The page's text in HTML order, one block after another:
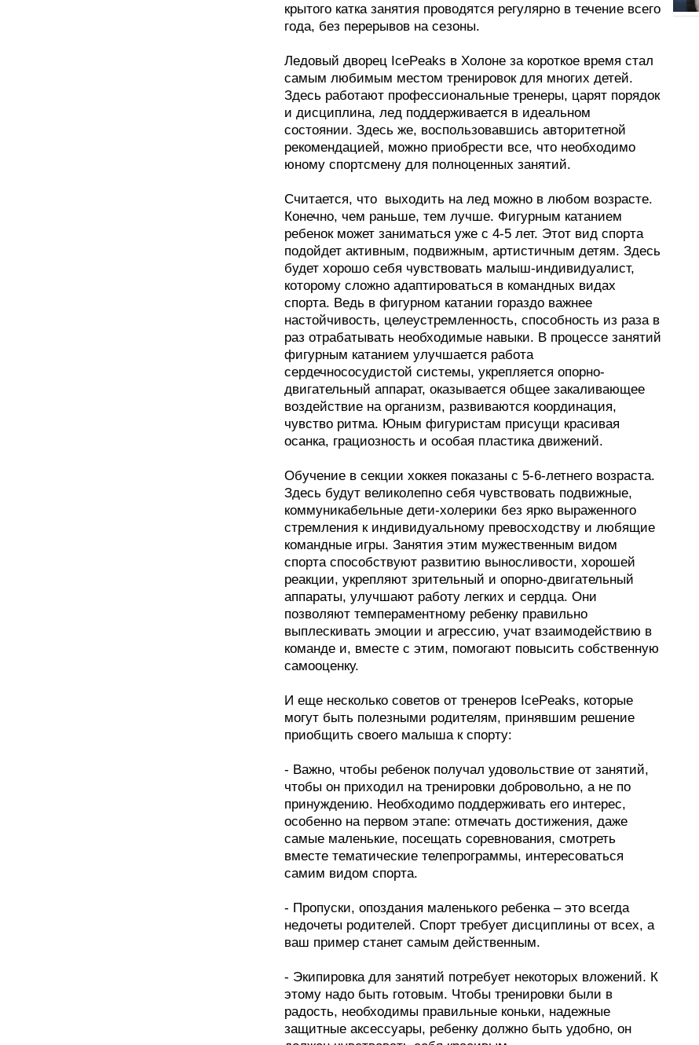
крытого катка занятия проводятся регулярно в течение всего
года, без перерывов на сезоны.
Ледовый дворец IcePeaks в Холоне за короткое время стал
самым любимым местом тренировок для многих детей.
Здесь работают профессиональные тренеры, царят порядок
и дисциплина, лед поддерживается в идеальном
состоянии. Здесь же, воспользовавшись авторитетной
рекомендацией, можно приобрести все, что необходимо
юному спортсмену для полноценных занятий.
Считается, что выходить на лед можно в любом возрасте.
Конечно, чем раньше, тем лучше. Фигурным катанием
ребенок может заниматься уже с 4-5 лет. Этот вид спорта
подойдет активным, подвижным, артистичным детям. Здесь
будет хорошо себя чувствовать малыш-индивидуалист,
которому сложно адаптироваться в командных видах
спорта. Ведь в фигурном катании гораздо важнее
настойчивость, целеустремленность, способность из раза в
раз отрабатывать необходимые навыки. В процессе занятий
фигурным катанием улучшается работа
сердечнососудистой системы, укрепляется опорно-
двигательный аппарат, оказывается общее закаливающее
воздействие на организм, развиваются координация,
чувство ритма. Юным фигуристам присущи красивая
осанка, грациозность и особая пластика движений.
Обучение в секции хоккея показаны с 5-6-летнего возраста.
Здесь будут великолепно себя чувствовать подвижные,
коммуникабельные дети-холерики без ярко выраженного
стремления к индивидуальному превосходству и любящие
командные игры. Занятия этим мужественным видом
спорта способствуют развитию выносливости, хорошей
реакции, укрепляют зрительный и опорно-двигательный
аппараты, улучшают работу легких и сердца. Они
позволяют темпераментному ребенку правильно
выплескивать эмоции и агрессию, учат взаимодействию в
команде и, вместе с этим, помогают повысить собственную
самооценку.
И еще несколько советов от тренеров IcePeaks, которые
могут быть полезными родителям, принявшим решение
приобщить своего малыша к спорту:
- Важно, чтобы ребенок получал удовольствие от занятий,
чтобы он приходил на тренировки добровольно, а не по
принуждению. Необходимо поддерживать его интерес,
особенно на первом этапе: отмечать достижения, даже
самые маленькие, посещать соревнования, смотреть
вместе тематические телепрограммы, интересоваться
самим видом спорта.
- Пропуски, опоздания маленького ребенка – это всегда
недочеты родителей. Спорт требует дисциплины от всех, а
ваш пример станет самым действенным.
- Экипировка для занятий потребует некоторых вложений. К
этому надо быть готовым. Чтобы тренировки были в
радость, необходимы правильные коньки, надежные
защитные аксессуары, ребенку должно быть удобно, он